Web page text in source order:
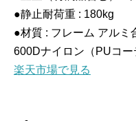
●静止耐荷重 : 180kg
●材質 : フレーム アルミ
600Dナイロン（PUコー
楽天市場で見る